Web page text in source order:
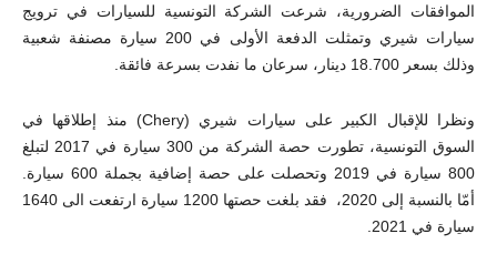
الموافقات الضرورية، شرعت الشركة التونسية للسيارات في ترويج
سيارات شيري وتمثلت الدفعة الأولى في 200 سيارة مصنفة شعبية
وذلك بسعر 18.700 دينار، سرعان ما نفدت بسرعة فائقة.
ونظرا للإقبال الكبير على سيارات شيري (Chery) منذ إطلاقها في
السوق التونسية، تطورت حصة الشركة من 300 سيارة في 2017 لتبلغ
800 سيارة في 2019 وتحصلت على حصة إضافية بجملة 600 سيارة.
أمّا بالنسبة إلى 2020، فقد بلغت حصتها 1200 سيارة ارتفعت الى 1640
سيارة في 2021.